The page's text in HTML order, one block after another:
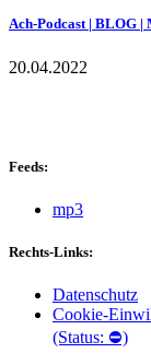
Ach-Podcast | BLOG |
20.04.2022
Feeds:
mp3
Rechts-Links:
Datenschutz
Cookie-
(Status: ⛔)